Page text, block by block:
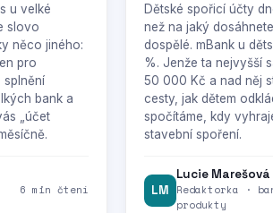
u velké
slovo
něco jiného:
pro
splnění
bank a
„účet
6 min čtení
Dětské spořicí účty
než na jaký
dospělé. mBank u
%. Jenže ta nejvyšší
50 000 Kč a nad něj
cesty, jak dětem
spočítáme, kdy
stavební spoření.
LM
Lucie Marešová
Redaktorka ·
produkty